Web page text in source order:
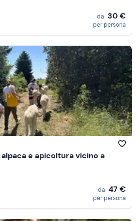
da 30 €
per persona
e apicoltura vicino a
da 47 €
per persona